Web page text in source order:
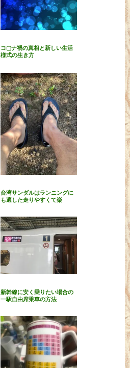
コ▢ナ禍の真相と新しい生活
様式の生き方
台湾サンダルはランニングに
も適した走りやすくて楽
新幹線に安く乗りたい場合の
一駅自由席乗車の方法